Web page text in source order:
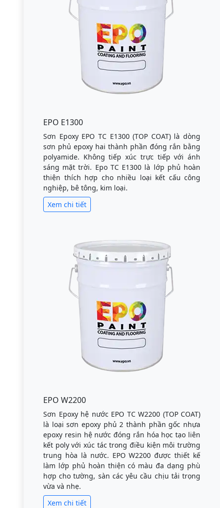
EPO E1300
Sơn Epoxy EPO TC E1300 (TOP COAT) là dòng
sơn phủ epoxy hai thành phần đóng rắn bằng
polyamide. Không tiếp xúc trực tiếp với ánh
sáng mặt trời. Epo TC E1300 là lớp phủ hoàn
thiện thích hợp cho nhiều loại kết cấu công
nghiệp, bê tông, kim loại.
Xem chi tiết
EPO W2200
Sơn Epoxy hệ nước EPO TC W2200 (TOP COAT)
là loại sơn epoxy phủ 2 thành phần gốc nhựa
epoxy resin hệ nước đóng rắn hóa học tạo liên
kết poly với xúc tác trong điều kiện môi trường
trung hòa là nước. EPO W2200 được thiết kế
làm lớp phủ hoàn thiện có màu đa dạng phù
hợp cho tường, sàn các yêu cầu chịu tải trọng
vừa và nhẹ.
Xem chi tiết